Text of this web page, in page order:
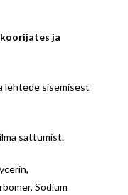
ja
lehtede sisemisest
sattumist.
Sodium